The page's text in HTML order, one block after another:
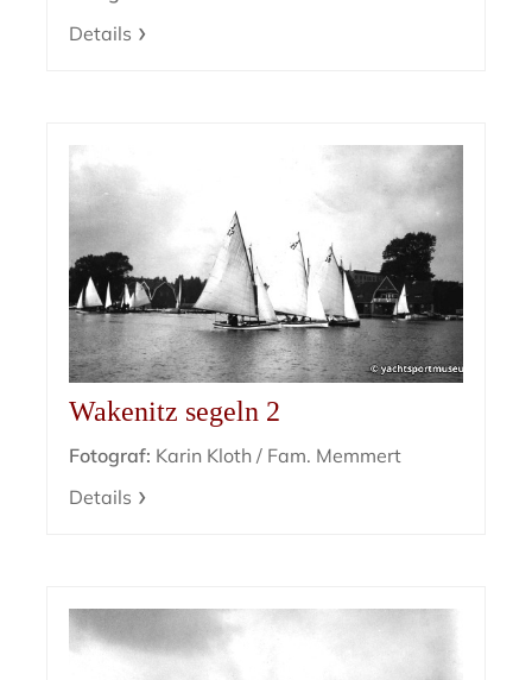
Details
Wakenitz segeln 2
Fotograf: Karin Kloth / Fam. Memmert
Details